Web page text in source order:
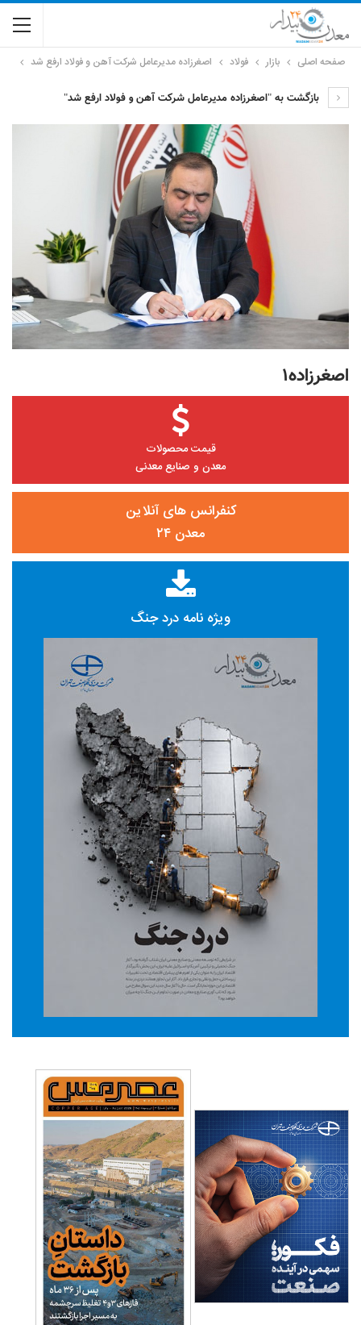
صفحه اصلی بازار فولاد اصغرزاده مدیرعامل شرکت آهن و فولاد ارفع شد
بازگشت به "اصغرزاده مدیرعامل شرکت آهن و فولاد ارفع شد"
اصغرزاده۱
قیمت محصولات
معدن و صنایع معدنی
کنفرانس های آنلاین
معدن ۲۴
ویژه نامه درد جنگ